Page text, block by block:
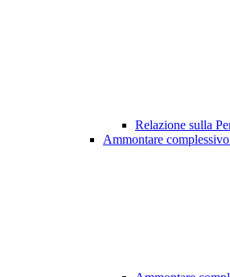
Relazione sulla
Ammontare